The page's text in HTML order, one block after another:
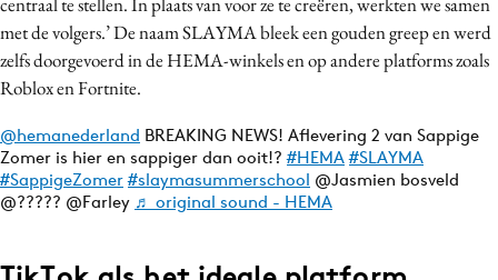
met de volgers.’ De naam SLAYMA bleek een gouden greep en werd
zelfs doorgevoerd in de HEMA-winkels en op andere platforms zoals
Roblox en Fortnite.
@hemanederland BREAKING NEWS! Aflevering 2 van Sappige
Zomer is hier en sappiger dan ooit!?#HEMA #SLAYMA
#SappigeZomer #slaymasummerschool @Jasmien bosveld
@????? @Farley ♬ original sound - HEMA